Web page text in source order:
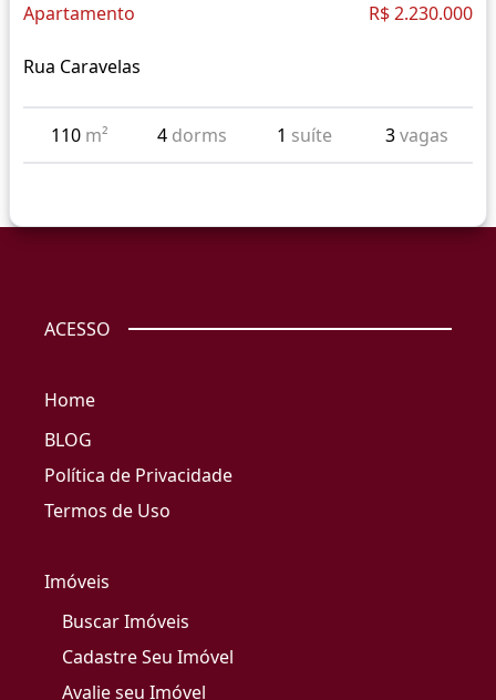
Apartamento R$ 2.230.000
Rua Caravelas
110 m² 4 dorms 1 suíte 3vagas
ACESSO
Home
BLOG
Política de Privacidade
Termos de Uso
Imóveis
Buscar Imóveis
Cadastre Seu Imóvel
Avalie seu Imóvel